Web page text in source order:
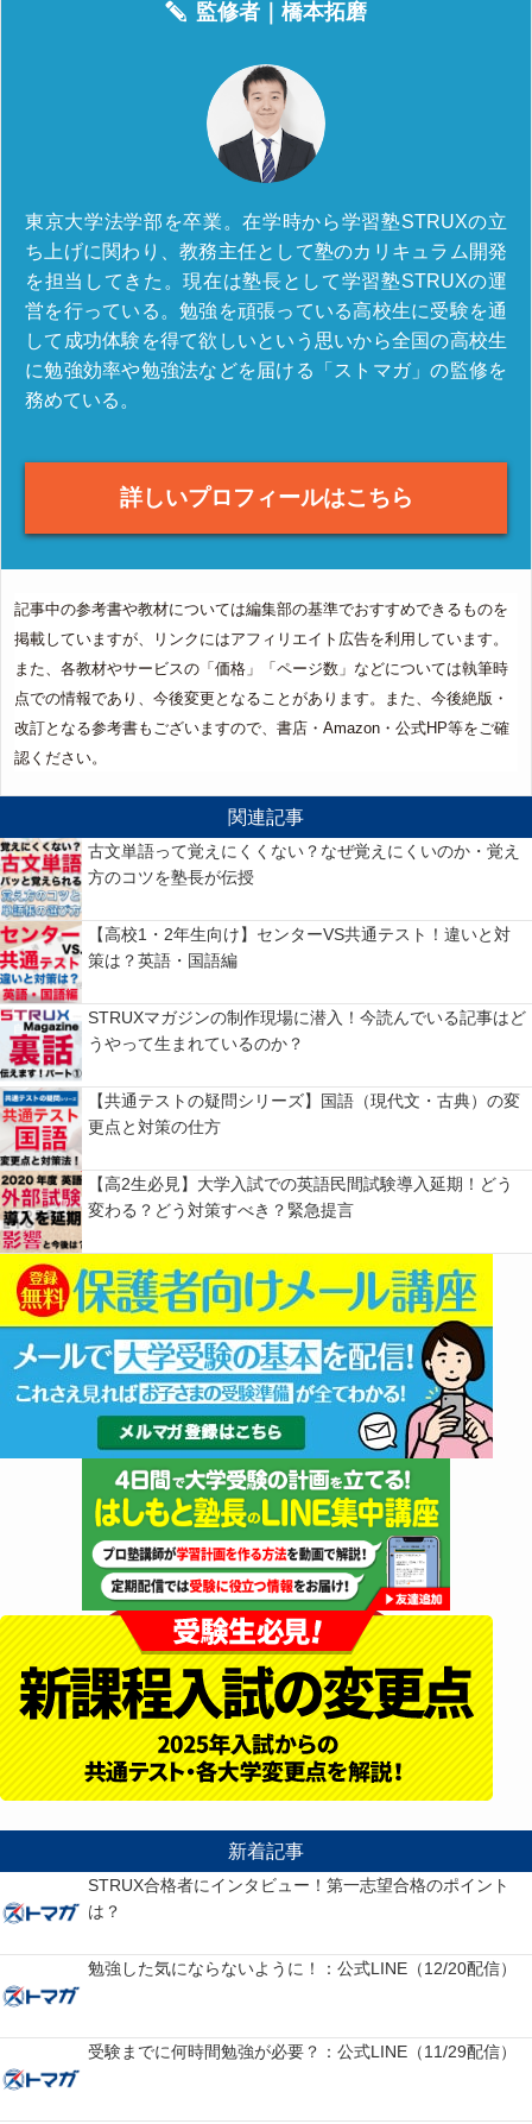
監修者｜橋本拓磨
東京大学法学部を卒業。在学時から学習塾STRUXの立
ち上げに関わり、教務主任として塾のカリキュラム開発
を担当してきた。現在は塾長として学習塾STRUXの運
営を行っている。勉強を頑張っている高校生に受験を通
して成功体験を得て欲しいという思いから全国の高校生
に勉強効率や勉強法などを届ける「ストマガ」の監修を
務めている。
詳しいプロフィールはこちら
記事中の参考書や教材については編集部の基準でおすすめできるものを
掲載していますが、リンクにはアフィリエイト広告を利用しています。
また、各教材やサービスの「価格」「ページ数」などについては執筆時
点での情報であり、今後変更となることがあります。また、今後絶版・
改訂となる参考書もございますので、書店・Amazon・公式HP等をご確
認ください。
関連記事
古文単語って覚えにくくない？なぜ覚えにくいのか・覚え
方のコツを塾長が伝授
【高校1・2年生向け】センターVS共通テスト！違いと対
策は？英語・国語編
STRUXマガジンの制作現場に潜入！今読んでいる記事はど
うやって生まれているのか？
【共通テストの疑問シリーズ】国語（現代文・古典）の変
更点と対策の仕方
【高2生必見】大学入試での英語民間試験導入延期！どう
変わる？どう対策すべき？緊急提言
新着記事
STRUX合格者にインタビュー！第一志望合格のポイント
は？
勉強した気にならないように！：公式LINE（12/20配信）
受験までに何時間勉強が必要？：公式LINE（11/29配信）